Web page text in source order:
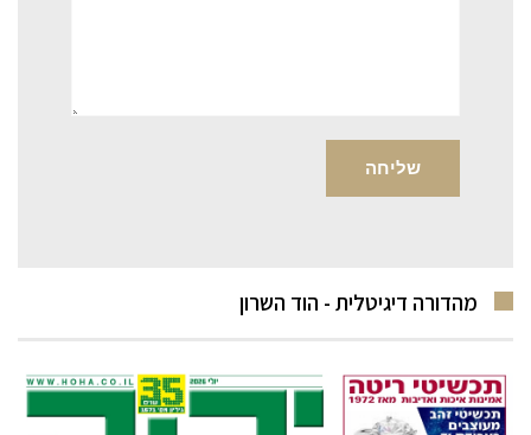
מהדורה דיגיטלית - הוד השרון